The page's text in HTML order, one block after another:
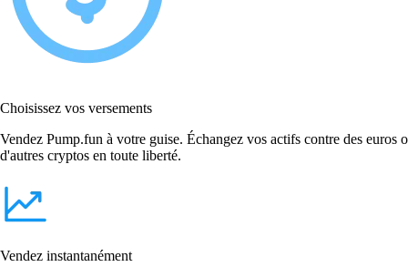
Choisissez vos versements
Vendez Pump.fun à votre guise. Échangez vos actifs contre des euros o
d'autres cryptos en toute liberté.
Vendez instantanément